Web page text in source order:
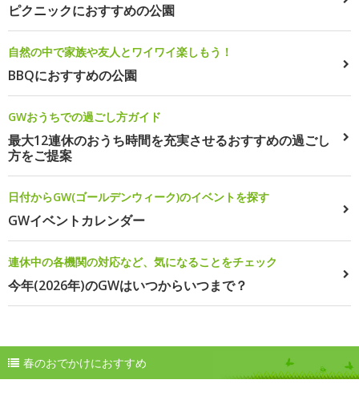
ピクニックにおすすめの公園
自然の中で家族や友人とワイワイ楽しもう！
BBQにおすすめの公園
GWおうちでの過ごし方ガイド
最大12連休のおうち時間を充実させるおすすめの過ごし
方をご提案
日付からGW(ゴールデンウィーク)のイベントを探す
GWイベントカレンダー
連休中の各機関の対応など、気になることをチェック
今年(2026年)のGWはいつからいつまで？
春のおでかけにおすすめ